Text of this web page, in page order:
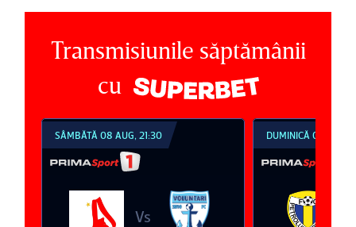
Transmisiunile săptămânii
cu
SÂMBĂTĂ 08 AUG, 21:30
Vs
DUMINICĂ 09 AUG,